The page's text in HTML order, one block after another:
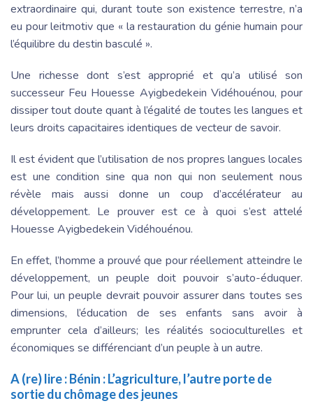
extraordinaire qui, durant toute son existence terrestre, n’a
eu pour leitmotiv que « la restauration du génie humain pour
l’équilibre du destin basculé ».
Une richesse dont s’est approprié et qu’a utilisé son
successeur Feu Houesse Ayigbedekein Vidéhouénou, pour
dissiper tout doute quant à l’égalité de toutes les langues et
leurs droits capacitaires identiques de vecteur de savoir.
Il est évident que l’utilisation de nos propres langues locales
est une condition sine qua non qui non seulement nous
révèle mais aussi donne un coup d’accélérateur au
développement. Le prouver est ce à quoi s’est attelé
Houesse Ayigbedekein Vidéhouénou.
En effet, l’homme a prouvé que pour réellement atteindre le
développement, un peuple doit pouvoir s’auto-éduquer.
Pour lui, un peuple devrait pouvoir assurer dans toutes ses
dimensions, l’éducation de ses enfants sans avoir à
emprunter cela d’ailleurs; les réalités socioculturelles et
économiques se différenciant d’un peuple à un autre.
A (re) lire :Bénin : L’agriculture, l’autre porte de
sortie du chômage des jeunes